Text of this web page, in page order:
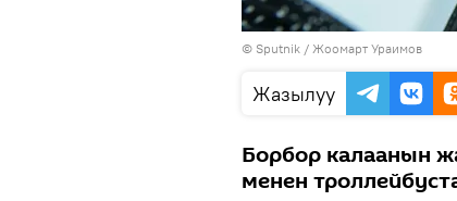
© Sputnik / Жоомарт Ураимов
Жазылуу
Борбор калаанын
менен